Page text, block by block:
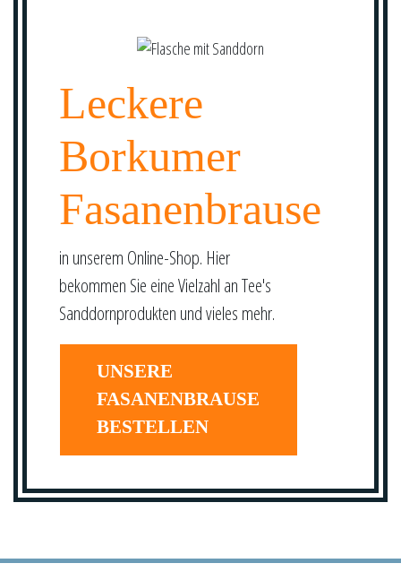
Leckere
Borkumer
Fasanenbrause
in unserem Online-Shop. Hier
bekommen Sie eine Vielzahl an Tee's
Sanddornprodukten und vieles mehr.
UNSERE
FASANENBRAUSE
BESTELLEN